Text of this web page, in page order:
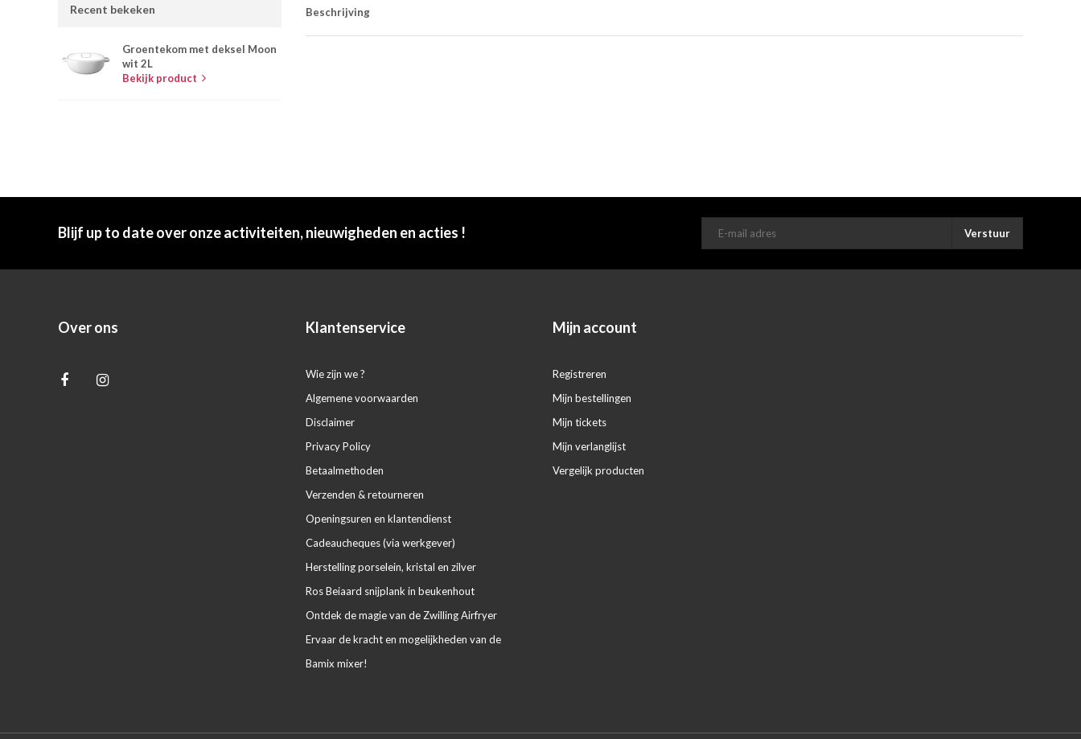
Recent bekeken
Groentekom met deksel Moon
wit 2L
Bekijk product
Beschrijving
Blijf up to date over onze activiteiten, nieuwigheden en acties ! Verstuur
Over ons Klantenservice
Wie zijn we ?
Algemene voorwaarden
Disclaimer
Privacy Policy
Betaalmethoden
Verzenden & retourneren
Openingsuren en klantendienst
Cadeaucheques (via werkgever)
Herstelling porselein, kristal en zilver
Ros Beiaard snijplank in beukenhout
Ontdek de magie van de Zwilling Airfryer
Ervaar de kracht en mogelijkheden van de
Bamix mixer!
Mijn account
Registreren
Mijn bestellingen
Mijn tickets
Mijn verlanglijst
Vergelijk producten